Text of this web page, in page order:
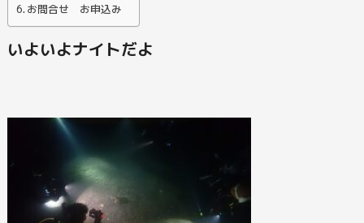
お問合せ お申込み
いよいよナイトだよ